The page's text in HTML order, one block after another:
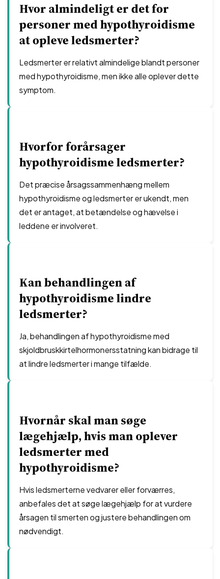
Hvor almindeligt er det for
personer med hypothyroidisme
at opleve ledsmerter?
Ledsmerter er relativt almindelige blandt personer
med hypothyroidisme, men ikke alle oplever dette
symptom.
Hvorfor forårsager
hypothyroidisme ledsmerter?
Det præcise årsagssammenhæng mellem
hypothyroidisme og ledsmerter er ukendt, men
det er antaget, at betændelse og hævelse i
leddene er involveret.
Kan behandlingen af
hypothyroidisme lindre
ledsmerter?
Ja, behandlingen af hypothyroidisme med
skjoldbruskkirtelhormonersstatning kan bidrage til
at lindre ledsmerter i mange tilfælde.
Hvornår skal man søge
lægehjælp, hvis man oplever
ledsmerter med
hypothyroidisme?
Hvis ledsmerterne vedvarer eller forværres,
anbefales det at søge lægehjælp for at vurdere
årsagen til smerten og justere behandlingen om
nødvendigt.